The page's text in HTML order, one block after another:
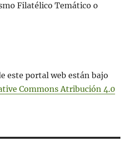
Filatélico Temático o
este portal web están bajo
Commons Atribución 4.0